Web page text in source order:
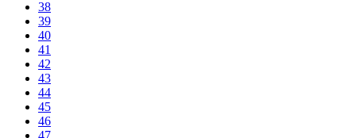
38
39
40
41
42
43
44
45
46